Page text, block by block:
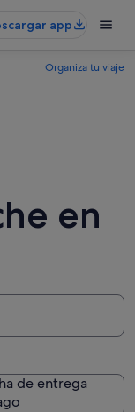
app
Organiza tu viaje
en
de entrega